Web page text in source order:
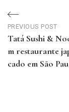
Navegação
de
Post
PREVIOUS POST
Tatá Sushi &
m restaurante
cado em São